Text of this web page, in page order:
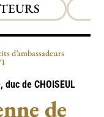
d’ambassadeurs
duc deCHOISEUL
de